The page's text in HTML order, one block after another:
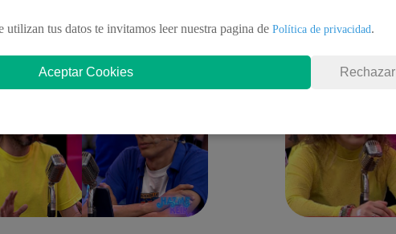
utilizan tus datos te invitamos leer nuestra pagina de Política de privacidad.
Aceptar Cookies Rechazar